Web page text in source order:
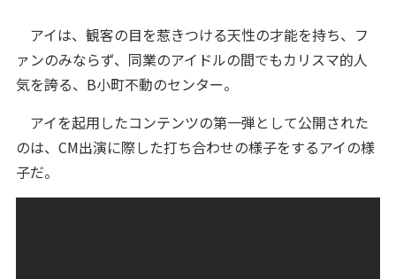
アイは、観客の目を惹きつける天性の才能を持ち、フ
ァンのみならず、同業のアイドルの間でもカリスマ的人
気を誇る、B小町不動のセンター。
アイを起用したコンテンツの第一弾として公開された
のは、CM出演に際した打ち合わせの様子をするアイの様
子だ。